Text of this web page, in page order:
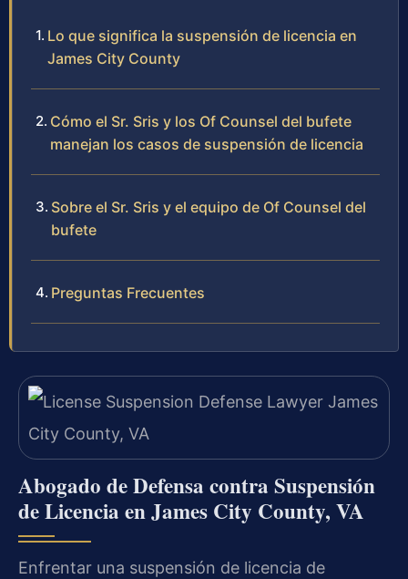
Lo que significa la suspensión de licencia en
James City County
Cómo el Sr. Sris y los Of Counsel del bufete
manejan los casos de suspensión de licencia
Sobre el Sr. Sris y el equipo de Of Counsel del
bufete
Preguntas Frecuentes
Abogado de Defensa contra Suspensión
de Licencia en James City County, VA
Enfrentar una suspensión de licencia de